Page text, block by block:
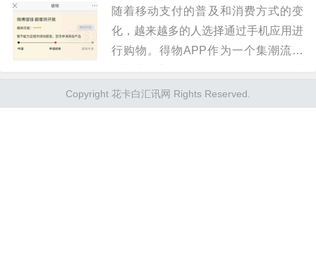
随着移动支付的普及和消费方式的变
化，越来越多的人选择通过手机应用进
行购物。得物APP作为一个集潮流文
费者中尤其受到欢迎。申请额度成为许
多用户享受更便捷、更多元化服务的...
Copyright 花卡白汇讯网 Rights Reserved.